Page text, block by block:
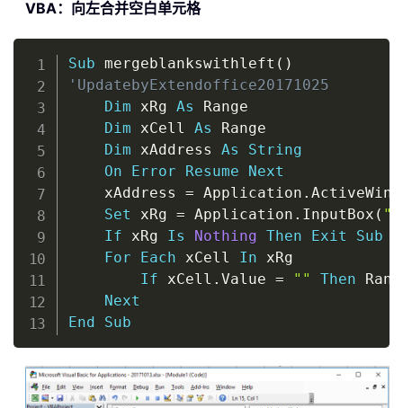
VBA：向左合并空白单元格
Sub mergeblankswithleft ( )
'UpdatebyExtendoffice20171025
Dim xRg As Range
Dim xCell As Range
Dim xAddress As
String
On
Error Resume
Next
    xAddress
= Application .
Set xRg = Application . InputBox (
If xRg Is Nothing Then Exit
Sub
For
Each xCell In xRg
If xCell . Value = "" Then
Next
End
Sub